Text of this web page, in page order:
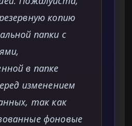
копию
папки с
в папке
изменением
так как
фоновые